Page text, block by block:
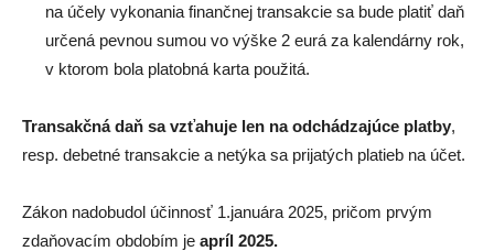
na účely vykonania finančnej transakcie sa bude platiť daň
určená pevnou sumou vo výške 2 eurá za kalendárny rok,
v ktorom bola platobná karta použitá.
Transakčná daň sa vzťahuje len na odchádzajúce platby,
resp. debetné transakcie a netýka sa prijatých platieb na účet.
Zákon nadobudol účinnosť 1.januára 2025, pričom prvým
zdaňovacím obdobím je apríl 2025.